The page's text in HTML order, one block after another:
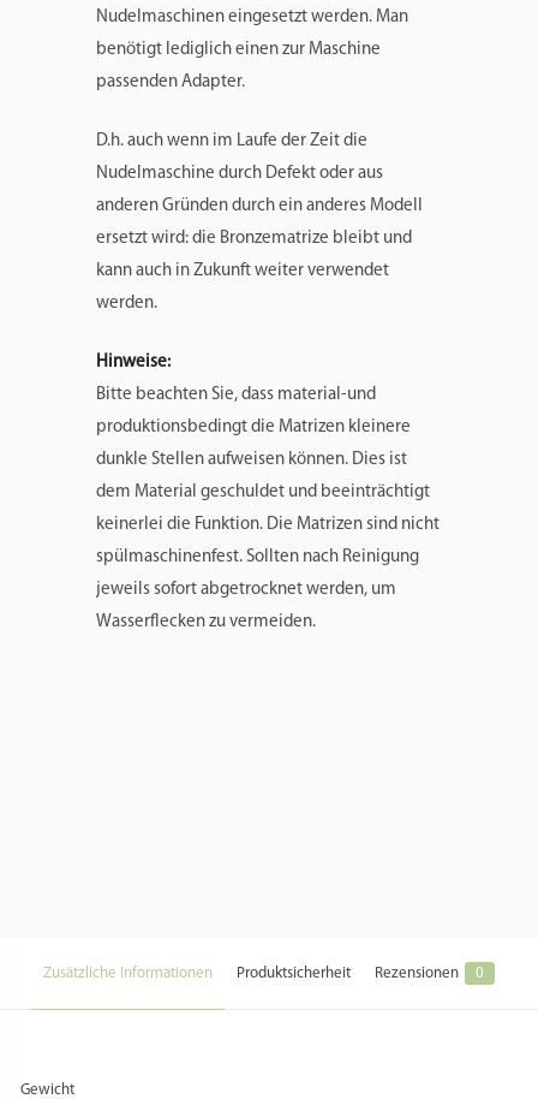
Nudelmaschinen eingesetzt werden. Man
benötigt lediglich einen zur Maschine
passenden Adapter.
D.h. auch wenn im Laufe der Zeit die
Nudelmaschine durch Defekt oder aus
anderen Gründen durch ein anderes Modell
ersetzt wird: die Bronzematrize bleibt und
kann auch in Zukunft weiter verwendet
werden.
Hinweise:
Bitte beachten Sie, dass material-und
produktionsbedingt die Matrizen kleinere
dunkle Stellen aufweisen können. Dies ist
dem Material geschuldet und beeinträchtigt
keinerlei die Funktion. Die Matrizen sind nicht
spülmaschinenfest. Sollten nach Reinigung
jeweils sofort abgetrocknet werden, um
Wasserflecken zu vermeiden.
Zusätzliche Informationen Produktsicherheit Rezensionen 0
Gewicht